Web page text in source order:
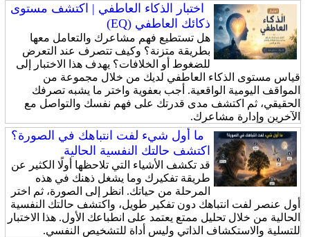
اختبار الذكاء العاطفي | اكتشف مستوى
ذكائك العاطفي (EQ)
هل تستطيع فهم مشاعرك والتعامل معها
بطريقة متزنة؟ وكيف تتصرف عند التعرض
للضغوط أو الخلافات؟ يهدف هذا الاختبار إلى
قياس مستوى الذكاء العاطفي لديك من خلال مجموعة من
المواقف اليومية الواقعية. أجب بعفوية واختر ما يشبه تصرفك
الحقيقي، ثم اكتشف مدى قدرتك على فهم نفسك والتواصل مع
الآخرين وإدارة مشاعرك.
ما أول شيء لفت انتباهك في الصورة؟
اكتشف حالتك النفسية الحالية
قد تكشف الأشياء التي تلاحظها أولًا الكثير عن
طريقة تفكيرك وما يشغل ذهنك في هذه
المرحلة من حياتك. انظر إلى الصورة، ثم اختر
أول عنصر لفت انتباهك دون تفكير طويل، واكتشف حالتك النفسية
الحالية من خلال تحليل ممتع يعتمد على انطباعك الأول. هذا الاختبار
للتسلية والاستكشاف الذاتي وليس أداة للتشخيص النفسي.